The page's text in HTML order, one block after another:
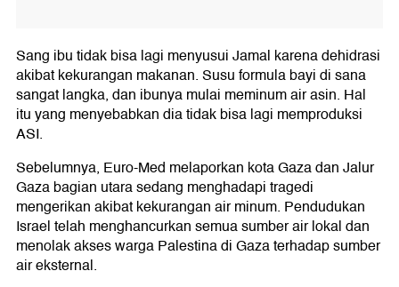
Sang ibu tidak bisa lagi menyusui Jamal karena dehidrasi
akibat kekurangan makanan. Susu formula bayi di sana
sangat langka, dan ibunya mulai meminum air asin. Hal
itu yang menyebabkan dia tidak bisa lagi memproduksi
ASI.
Sebelumnya, Euro-Med melaporkan kota Gaza dan Jalur
Gaza bagian utara sedang menghadapi tragedi
mengerikan akibat kekurangan air minum. Pendudukan
Israel telah menghancurkan semua sumber air lokal dan
menolak akses warga Palestina di Gaza terhadap sumber
air eksternal.